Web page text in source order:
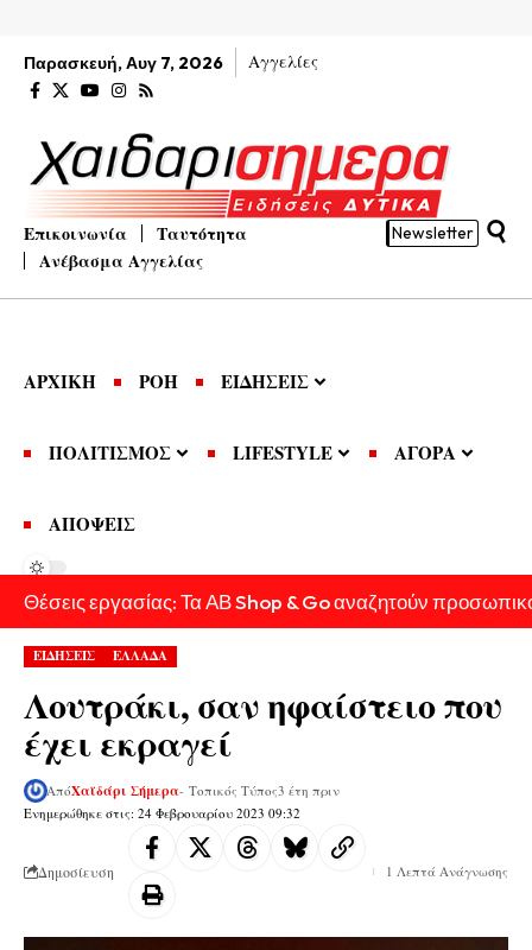
Παρασκευή, Αυγ 7, 2026 Αγγελίες
Επικοινωνία
Ταυτότητα
Ανέβασμα Αγγελίας
Newsletter
ΑΡΧΙΚΗ ΡΟΗ ΕΙΔΗΣΕΙΣ
ΠΟΛΙΤΙΣΜΟΣ LIFESTYLE ΑΓΟΡΑ
ΑΠΟΨΕΙΣ
Θέσεις εργασίας: Τα ΑΒ Shop & Go αναζητούν
ΕΙΔΗΣΕΙΣ ΕΛΛΑΔΑ
Λουτράκι, σαν ηφαίστειο που
έχει εκραγεί
Ενημερώθηκε στις: 24 Φεβρουαρίου 2023 09:32
ΑπόΧαϊδάρι Σήμερα- Τοπικός Τύπος3 έτη πριν
Δημοσίευση 1 Λεπτά Ανάγνωσης